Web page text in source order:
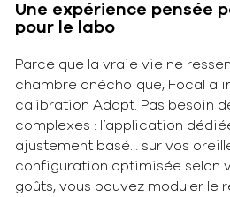
Une expérience pensée
pour le labo
Parce que la vraie vie ne
chambre anéchoïque, Focal a
calibration Adapt. Pas besoin
complexes : l’application
ajustement basé… sur vos
configuration optimisée selon
goûts, vous pouvez moduler le